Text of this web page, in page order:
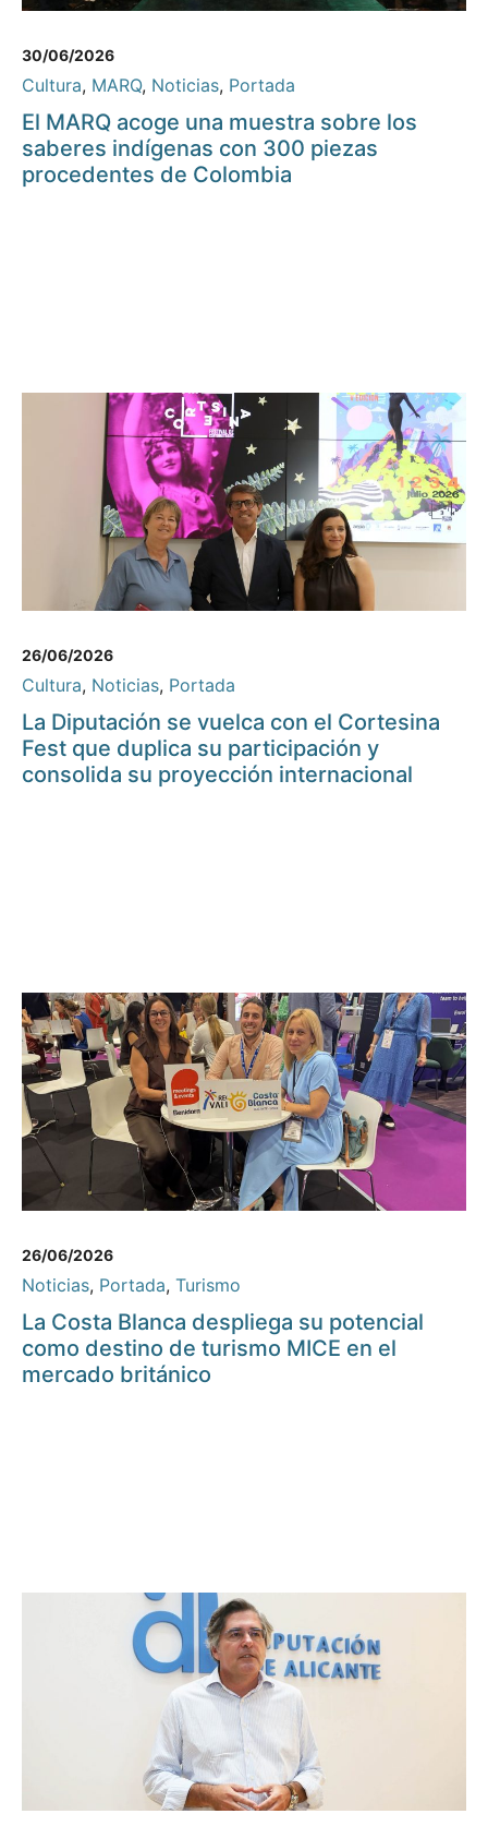
30/06/2026
Cultura, MARQ, Noticias, Portada
El MARQ acoge una muestra sobre los
saberes indígenas con 300 piezas
procedentes de Colombia
26/06/2026
Cultura, Noticias, Portada
La Diputación se vuelca con el Cortesina
Fest que duplica su participación y
consolida su proyección internacional
26/06/2026
Noticias, Portada, Turismo
La Costa Blanca despliega su potencial
como destino de turismo MICE en el
mercado británico